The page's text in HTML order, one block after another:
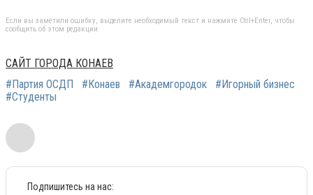
Если вы заметили ошибку, выделите необходимый текст и нажмите Ctrl+Enter, чтобы
сообщить об этом редакции
САЙТ ГОРОДА КОНАЕВ
#Партия ОСДП
#Конаев #Академгородок
#Игорный бизнес
#Студенты
Подпишитесь на нас: